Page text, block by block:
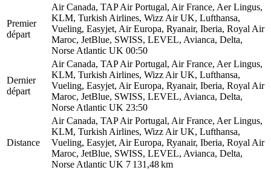
Premier
départ
Air Canada, TAP Air Portugal, Air France, Aer Lingus,
KLM, Turkish Airlines, Wizz Air UK, Lufthansa,
Vueling, Easyjet, Air Europa, Ryanair, Iberia, Royal Air
Maroc, JetBlue, SWISS, LEVEL, Avianca, Delta,
Norse Atlantic UK 00:50
Dernier
départ
Air Canada, TAP Air Portugal, Air France, Aer Lingus,
KLM, Turkish Airlines, Wizz Air UK, Lufthansa,
Vueling, Easyjet, Air Europa, Ryanair, Iberia, Royal Air
Maroc, JetBlue, SWISS, LEVEL, Avianca, Delta,
Norse Atlantic UK 23:50
Distance
Air Canada, TAP Air Portugal, Air France, Aer Lingus,
KLM, Turkish Airlines, Wizz Air UK, Lufthansa,
Vueling, Easyjet, Air Europa, Ryanair, Iberia, Royal Air
Maroc, JetBlue, SWISS, LEVEL, Avianca, Delta,
Norse Atlantic UK 7 131,48 km